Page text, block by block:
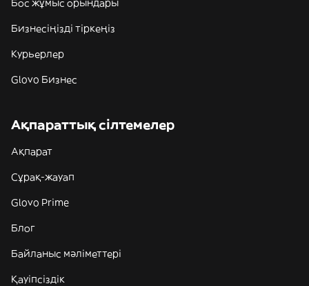
Бос жұмыс орындары
Бизнесіңізді тіркеңіз
Курьерлер
Glovo Бизнес
Ақпараттық сілтемелер
Ақпарат
Сұрақ-жауап
Glovo Prime
Блог
Байланыс мәліметтері
Қауіпсіздік